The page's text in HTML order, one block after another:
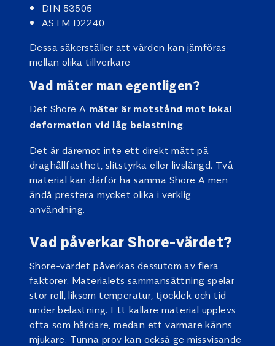
DIN 53505
ASTM D2240
Dessa säkerställer att värden kan jämföras
mellan olika tillverkare
Vad mäter man egentligen?
Det Shore A mäter är motstånd mot lokal
deformation vid låg belastning.
Det är däremot inte ett direkt mått på
draghållfasthet, slitstyrka eller livslängd. Två
material kan därför ha samma Shore A men
ändå prestera mycket olika i verklig
användning.
Vad påverkar Shore-värdet?
Shore-värdet påverkas dessutom av flera
faktorer. Materialets sammansättning spelar
stor roll, liksom temperatur, tjocklek och tid
under belastning. Ett kallare material upplevs
ofta som hårdare, medan ett varmare känns
mjukare. Tunna prov kan också ge missvisande